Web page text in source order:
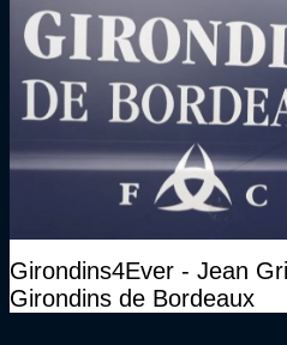
Girondins4Ever - Jean
Girondins de Bordeaux